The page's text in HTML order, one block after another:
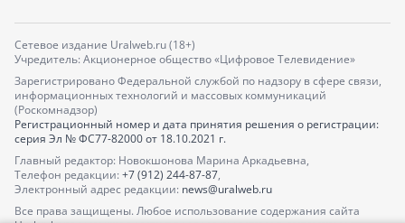
Сетевое издание Uralweb.ru (18+)
Учредитель: Акционерное общество «Цифровое Телевидение»
Зарегистрировано Федеральной службой по надзору в сфере связи,
информационных технологий и массовых коммуникаций
(Роскомнадзор)
Регистрационный номер и дата принятия решения о регистрации:
серия Эл № ФС77-82000от 18.10.2021 г.
Главный редактор: Новокшонова Марина Аркадьевна,
Телефон редакции: +7 (912) 244-87-87,
Электронный адрес редакции: news@uralweb.ru
Все права защищены. Любое использование содержания сайта